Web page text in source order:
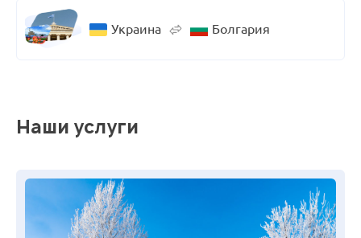
Украина Болгария
Наши услуги